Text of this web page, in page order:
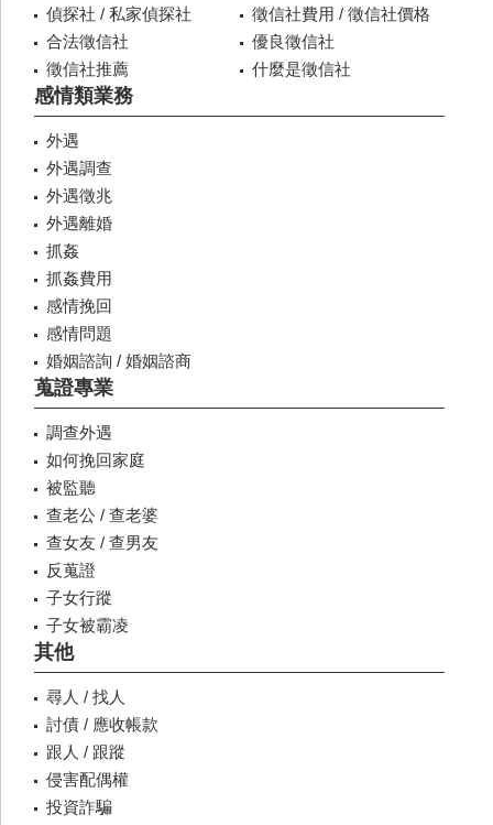
偵探社 / 私家偵探社
徵信社費用 / 徵信社價格
合法徵信社
優良徵信社
徵信社推薦
什麼是徵信社
感情類業務
外遇
外遇調查
外遇徵兆
外遇離婚
抓姦
抓姦費用
感情挽回
感情問題
婚姻諮詢 / 婚姻諮商
蒐證專業
調查外遇
如何挽回家庭
被監聽
查老公 / 查老婆
查女友 / 查男友
反蒐證
子女行蹤
子女被霸凌
其他
尋人 / 找人
討債 / 應收帳款
跟人 / 跟蹤
侵害配偶權
投資詐騙